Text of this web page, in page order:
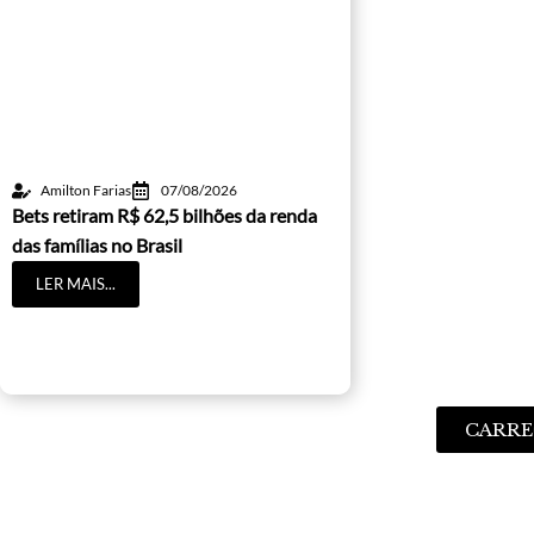
Amilton Farias 07/08/2026
Bets retiram R$ 62,5 bilhões da renda
das famílias no Brasil
LER MAIS...